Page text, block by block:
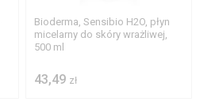
Bioderma, Sensibio H2O, płyn
micelarny do skóry wrażliwej,
500 ml
43,49 zł